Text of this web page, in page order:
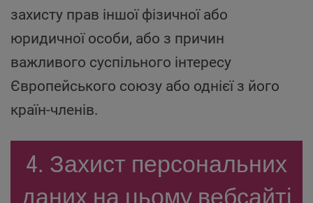
захисту прав іншої фізичної або
юридичної особи, або з причин
важливого суспільного інтересу
Європейського союзу або однієї з його
країн-членів.
4. Захист персональних
даних на цьому вебсайті